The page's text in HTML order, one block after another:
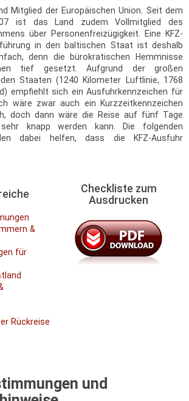
Mitglied der Europäischen Union. Seit dem
ist das Land zudem Vollmitglied des
über Personenfreizügigkeit. Eine KFZ-
in den baltischen Staat ist deshalb
denn die bürokratischen Hemmnisse
tief gesetzt. Aufgrund der großen
Staaten (1240 Kilometer Luftlinie, 1768
empfiehlt sich ein Ausfuhrkennzeichen für
wäre zwar auch ein Kurzzeitkennzeichen
doch dann wäre die Reise auf fünf Tage
knapp werden kann. Die folgenden
dabei helfen, dass die KFZ-Ausfuhr
Checkliste zum
Ausdrucken
&
für
Rückreise
und